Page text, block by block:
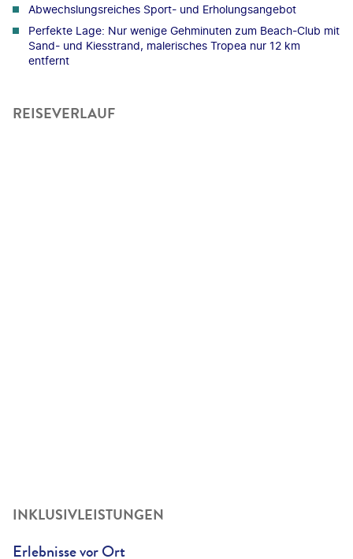
Abwechslungsreiches Sport- und Erholungsangebot
Perfekte Lage: Nur wenige Gehminuten zum Beach-Club mit
Sand- und Kiesstrand, malerisches Tropea nur 12 km
entfernt
REISEVERLAUF
INKLUSIVLEISTUNGEN
Erlebnisse vor Ort